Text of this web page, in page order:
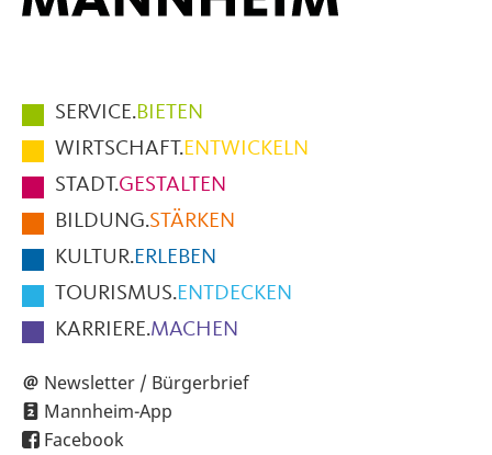
Hauptmenüpunkte
im
Fußbereich
der
Seite
SERVICE.BIETEN
WIRTSCHAFT.ENTWICKELN
STADT.GESTALTEN
BILDUNG.STÄRKEN
KULTUR.ERLEBEN
TOURISMUS.ENTDECKEN
KARRIERE.MACHEN
Newsletter / Bürgerbrief
Mannheim-App
Facebook